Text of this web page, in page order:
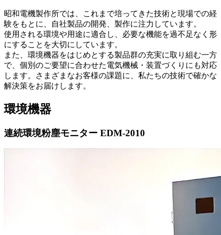
昭和電機製作所では、これまで培ってきた技術と現場での経
験をもとに、自社製品の開発、製作に注力しています。
使用される環境や用途に適合し、必要な機能を過不足なく形
にすることを大切にしています。
また、環境機器をはじめとする製品群の充実に取り組む一方
で、個別のご要望に合わせた電気機械・装置づくりにも対応
します。さまざまなお客様の課題に、私たちの技術で確かな
解決策をお届けします。
環境機器
連続環境粉塵モニター EDM-2010